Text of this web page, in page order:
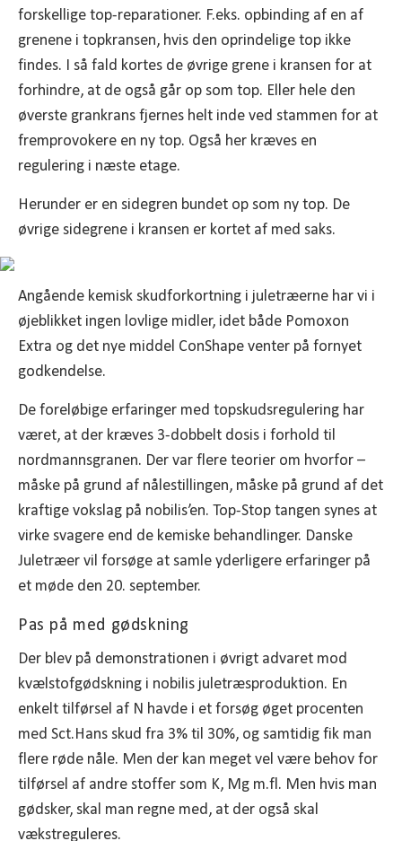
forskellige top-reparationer. F.eks. opbinding af en af
grenene i topkransen, hvis den oprindelige top ikke
findes. I så fald kortes de øvrige grene i kransen for at
forhindre, at de også går op som top. Eller hele den
øverste grankrans fjernes helt inde ved stammen for at
fremprovokere en ny top. Også her kræves en
regulering i næste etage.
Herunder er en sidegren bundet op som ny top. De
øvrige sidegrene i kransen er kortet af med saks.
Angående kemisk skudforkortning i juletræerne har vi i
øjeblikket ingen lovlige midler, idet både Pomoxon
Extra og det nye middel ConShape venter på fornyet
godkendelse.
De foreløbige erfaringer med topskudsregulering har
været, at der kræves 3-dobbelt dosis i forhold til
nordmannsgranen. Der var flere teorier om hvorfor –
måske på grund af nålestillingen, måske på grund af det
kraftige vokslag på nobilis’en. Top-Stop tangen synes at
virke svagere end de kemiske behandlinger. Danske
Juletræer vil forsøge at samle yderligere erfaringer på
et møde den 20. september.
Pas på med gødskning
Der blev på demonstrationen i øvrigt advaret mod
kvælstofgødskning i nobilis juletræsproduktion. En
enkelt tilførsel af N havde i et forsøg øget procenten
med Sct.Hans skud fra 3% til 30%, og samtidig fik man
flere røde nåle. Men der kan meget vel være behov for
tilførsel af andre stoffer som K, Mg m.fl. Men hvis man
gødsker, skal man regne med, at der også skal
vækstreguleres.